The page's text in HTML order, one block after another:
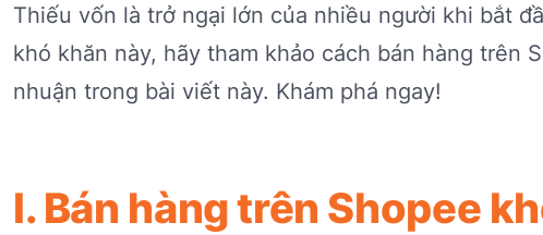
Thiếu vốn là trở ngại lớn của nhiều người khi bắt
khó khăn này, hãy tham khảo cách bán hàng trên
nhuận trong bài viết này. Khám phá ngay!
I. Bán hàng trên Shopee